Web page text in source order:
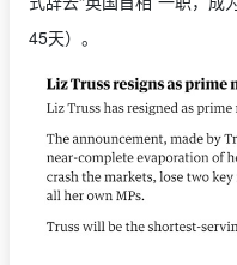
45天）。